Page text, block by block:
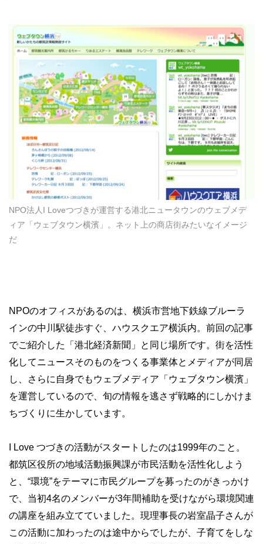
NPO法人I Loveつづきが運営する港北ニュータウンのウェブメデ
ィア「ウェブタウン横濱」。ネット上の商店街みたいなイメージ
だ
NPOのオフィスがあるのは、横浜市営地下鉄線ブルーラ
インの中川駅徒歩すぐ、ハウスクエア横浜内。前回の記事
でご紹介した「港北経済新聞」と同じ場所です。街を活性
化してニュースそのものをつくる事業体とメディアが同居
し、さらに自身でもウェブメディア「ウェブタウン横濱」
を運営しているので、旬の情報を逃さず戦略的にしかけま
ちづくりに生かしています。
I Love つづきの活動がスタートしたのは1999年のこと。
都筑区役所の地域活動振興課が市民活動を活性化しよう
と、“環境”をテーマに市民グループを募ったのがきっかけ
で、当初4名のメンバーが3年間補助を受けながら環境関連
の講座を組み立てていました。現理事長の岩室晶子さんが
この活動に加わったのは途中からでしたが、子育てをしな